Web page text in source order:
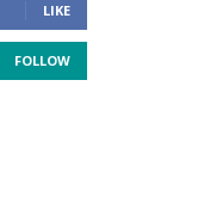
LIKE
FOLLOW